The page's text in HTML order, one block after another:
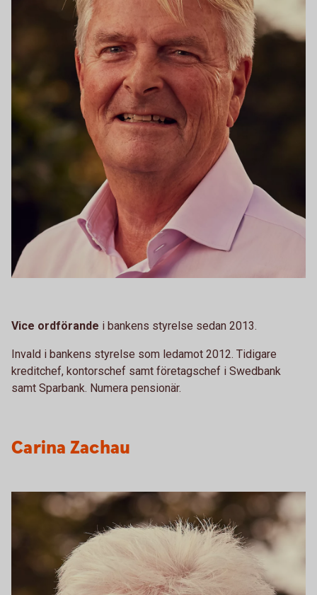
Vice ordförande i bankens styrelse sedan 2013.
Invald i bankens styrelse som ledamot 2012. Tidigare
kreditchef, kontorschef samt företagschef i Swedbank
samt Sparbank. Numera pensionär.
Carina Zachau